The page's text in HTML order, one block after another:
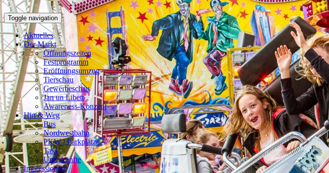
Toggle navigation
Aktuelles
Der Markt
Öffnungszeiten
Festprogramm
Eröffnungsumzug
Tierschau
Gewerbeschau
Jan un Libett
Awareness-Konzept
Hin & Weg
Bus
Nordwestbahn
PKW / Parkplätze
Taxi
Unterkünfte
Impressionen